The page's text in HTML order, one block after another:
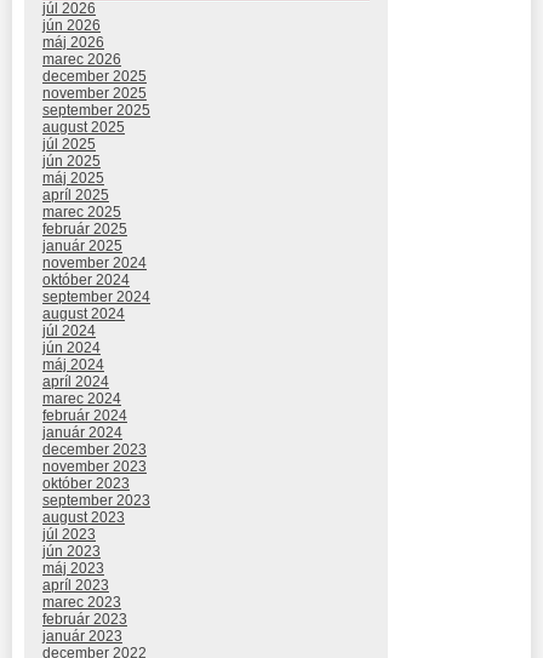
júl 2026
jún 2026
máj 2026
marec 2026
december 2025
november 2025
september 2025
august 2025
júl 2025
jún 2025
máj 2025
apríl 2025
marec 2025
február 2025
január 2025
november 2024
október 2024
september 2024
august 2024
júl 2024
jún 2024
máj 2024
apríl 2024
marec 2024
február 2024
január 2024
december 2023
november 2023
október 2023
september 2023
august 2023
júl 2023
jún 2023
máj 2023
apríl 2023
marec 2023
február 2023
január 2023
december 2022